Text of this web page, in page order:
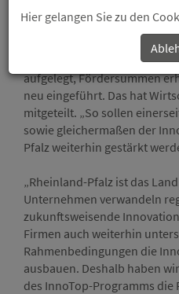
unterstützt Betriebe bei der
neuer Produkte, Verfahren
wurde das
aufgelegt, Fördersummen
neu eingeführt. Das hat
mitgeteilt. „So sollen
sowie gleichermaßen der
Pfalz weiterhin gestärkt
„Rheinland-Pfalz ist das
Unternehmen verwandeln
zukunftsweisende
Firmen auch weiterhin
Rahmenbedingungen die
ausbauen. Deshalb haben
des InnoTop-Programms
Hier gelangen Sie zu den